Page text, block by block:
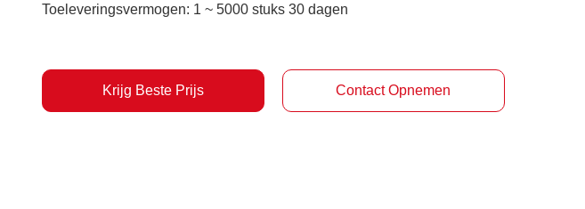
Toeleveringsvermogen: 1 ~ 5000 stuks 30 dagen
Krijg Beste Prijs Contact Opnemen